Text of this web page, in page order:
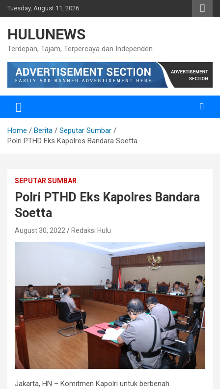
Skip
to
Tuesday, August 11, 2026
HULUNEWS
Terdepan, Tajam, Terpercaya dan Independen
Home Berita
Seputar Sumbar
Polri PTHD Eks Kapolres Bandara Soetta
SEPUTAR SUMBAR
Polri PTHD Eks Kapolres Bandara
Soetta
August 30, 2022 Redaksi Hulu
Jakarta, HN – Komitmen Kapolri untuk berbenah